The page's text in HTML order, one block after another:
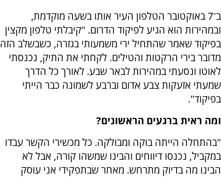
ב־7 באוקטובר הטלפון העיר אותו בשעה מוקדמת,
ובמהירות הוא הגיע לפיקוד הדרום. "קיבלתי טלפון מקצין
בפיקוד שאמר שהתחיל ירי משמעותי בגזרה, כשבשלב הזה
מדובר בירי הרקטות והטילים. לקחתי את התיק, נכנסתי
לאוטו ונסעתי במהירות לבאר שבע. לאורך כל הדרך
שמעתי אזעקות צבע אדום וברבע לשמונה כבר הייתי
בפיקוד".
ומה ראית ברגעים הראשונים?
"בהתחלה הייתה בוקה ומבולקה. כל מכשירי הקשר עבדו
במקביל, נכנסו דיווחים והבינו שמשהו קורה, אבל לא
הבינו מה בדיוק מתרחש. מאחר שבתפקידי אני עוסק